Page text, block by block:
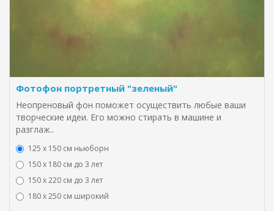
Фотофон портретный "зеленый"
Неопреновый фон поможет осуществить любые ваши
творческие идеи. Его можно стирать в машине и
разглаж..
125 x 150 см ньюборн
150 х 180 см до 3 лет
150 х 220 см до 3 лет
180 х 250 см широкий